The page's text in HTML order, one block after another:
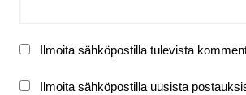
Ilmoita sähköpostilla tulevista
Ilmoita sähköpostilla uusista